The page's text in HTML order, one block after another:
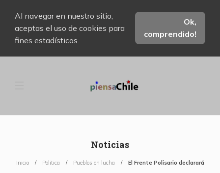
Al navegar en nuestro sitio,
aceptas el uso de cookies para
fines estadísticos.
Ok,
comprendido!
Noticias
Inicio Politica Pueblos en lucha El Frente Polisario declarará